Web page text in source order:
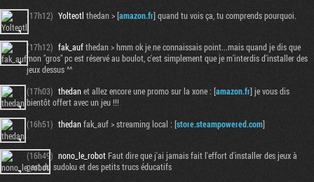
(17h12) Yolteotl thedan > [amazon.fr] quand tu vois ça, tu comprends pourquoi.
(17h12) fak_aufthedan > hmm ok je ne connaissais point...mais quand je dis que
mon "gros" pc est réservé au boulot, c'est simplement que je m'interdis d'installer des
jeux dessus ^^
(17h03) thedanet allez encore une promo sur la xone : [amazon.fr] je vous dis
bientôt offert avec un jeu !!!
(16h51) thedanfak_auf > streaming local : [store.steampowered.com]
(16h49) nono_le_robotFaut dire que j'ai jamais fait l'effort d'installer des jeux à
part du sudoku et des petits trucs éducatifs